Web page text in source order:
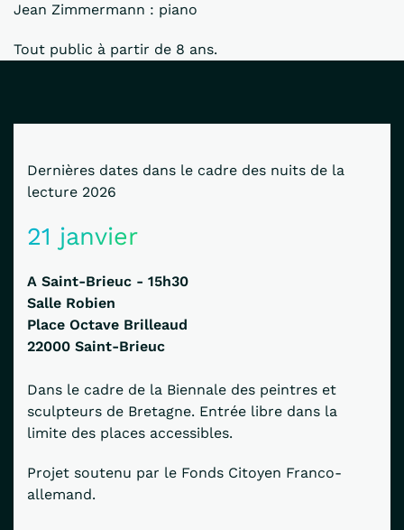
Jean Zimmermann : piano
Tout public à partir de 8 ans.
Dernières dates dans le cadre des nuits de la
lecture 2026
21 janvier
A Saint-Brieuc - 15h30
Salle Robien
Place Octave Brilleaud
22000 Saint-Brieuc
Dans le cadre de la Biennale des peintres et
sculpteurs de Bretagne. Entrée libre dans la
limite des places accessibles.
Projet soutenu par le Fonds Citoyen Franco-
allemand.